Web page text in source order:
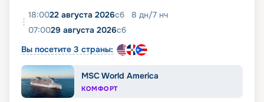
18:0022 августа 2026сб 8 дн/7 нч
07:0029 августа 2026сб
Вы посетите 3 страны:
MSC World America
КОМФОРТ